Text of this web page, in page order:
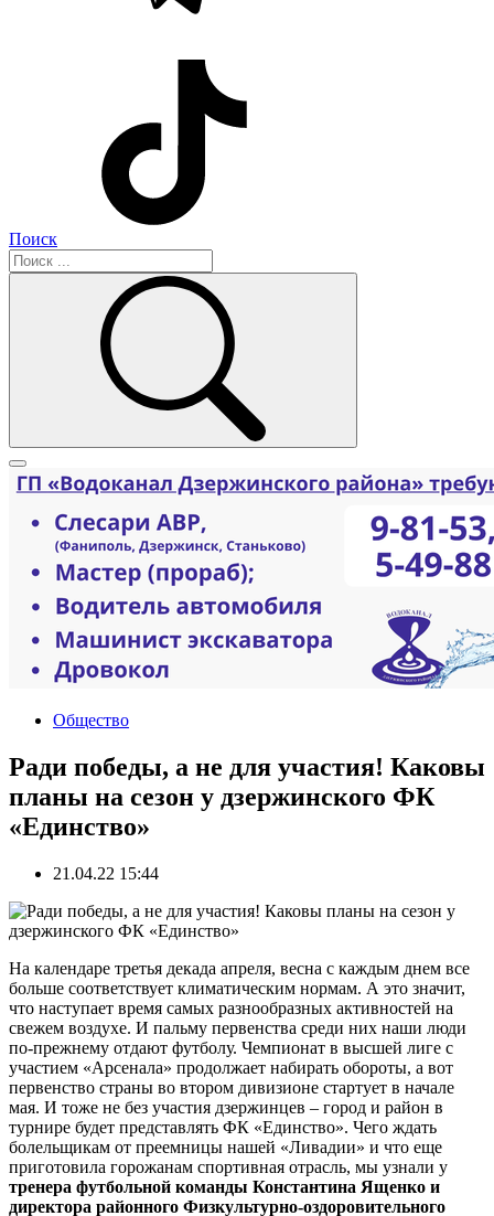
Поиск
Общество
Ради победы, а не для участия! Каковы
планы на сезон у дзержинского ФК
«Единство»
21.04.22 15:44
На календаре третья декада апреля, весна с каждым днем все
больше соответствует климатическим нормам. А это значит,
что наступает время самых разнообразных активностей на
свежем воздухе. И пальму первенства среди них наши люди
по-прежнему отдают футболу. Чемпионат в высшей лиге с
участием «Арсенала» продолжает набирать обороты, а вот
первенство страны во втором дивизионе стартует в начале
мая. И тоже не без участия дзержинцев – город и район в
турнире будет представлять ФК «Единство». Чего ждать
болельщикам от преемницы нашей «Ливадии» и что еще
приготовила горожанам спортивная отрасль, мы узнали у
тренера футбольной команды Константина Ященко и
директора районного Физкультурно-оздоровительного